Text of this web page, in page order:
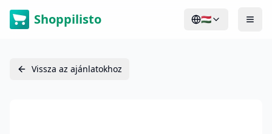
Shoppilisto 🇭🇺
Vissza az ajánlatokhoz